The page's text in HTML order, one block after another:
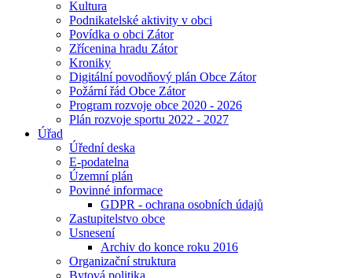
Kultura
Podnikatelské aktivity v obci
Povídka o obci Zátor
Zřícenina hradu Zátor
Kroniky
Digitální povodňový plán Obce Zátor
Požární řád Obce Zátor
Program rozvoje obce 2020 - 2026
Plán rozvoje sportu 2022 - 2027
Úřad
Úřední deska
E-podatelna
Územní plán
Povinné informace
GDPR - ochrana osobních údajů
Zastupitelstvo obce
Usnesení
Archiv do konce roku 2016
Organizační struktura
Bytová politika